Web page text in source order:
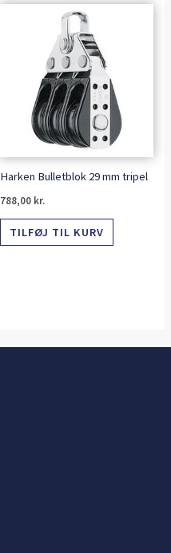
Harken Bulletblok 29 mm tripel
788,00 kr.
TILFØJ TIL KURV